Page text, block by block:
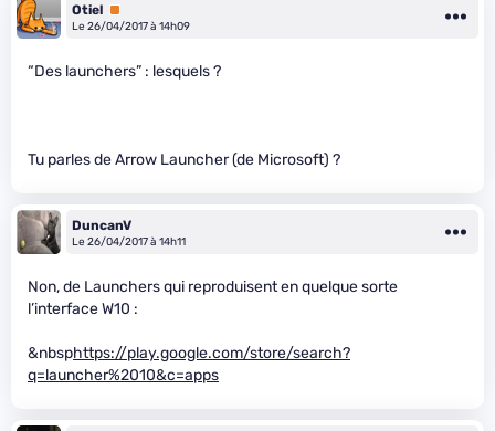
Otiel Premium
Le 26/04/2017 à 14h09
“Des launchers” : lesquels ?
Tu parles de Arrow Launcher (de Microsoft) ?
DuncanV
Le 26/04/2017 à 14h11
Non, de Launchers qui reproduisent en quelque sorte
l’interface W10 :
&nbsphttps://play.google.com/store/search?
q=launcher%2010&c=apps